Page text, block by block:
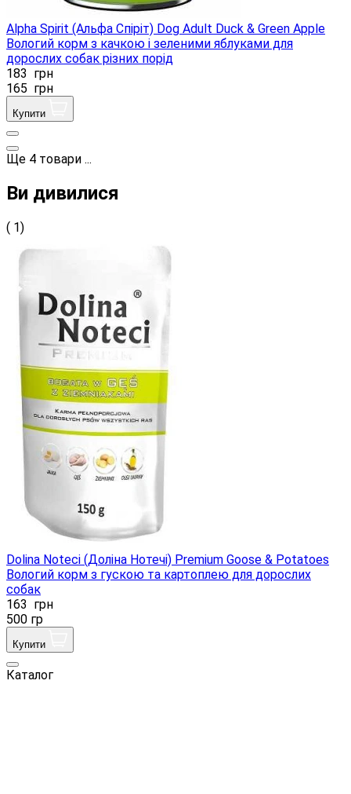
Alpha Spirit (Альфа Спіріт) Dog Adult Duck & Green Apple
Вологий корм з качкою і зеленими яблуками для
дорослих собак різних порід
183 грн
165 грн
Купити
Ще 4 товари ...
Ви дивилися
( 1)
Dolina Noteci (Доліна Нотечі) Premium Goose & Potatoes
Вологий корм з гускою та картоплею для дорослих
собак
163 грн
500 гр
Купити
Каталог